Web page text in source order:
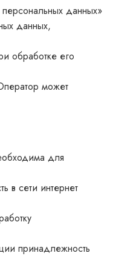
данных»
данных,
обработке его
может
для
в сети интернет
принадлежность